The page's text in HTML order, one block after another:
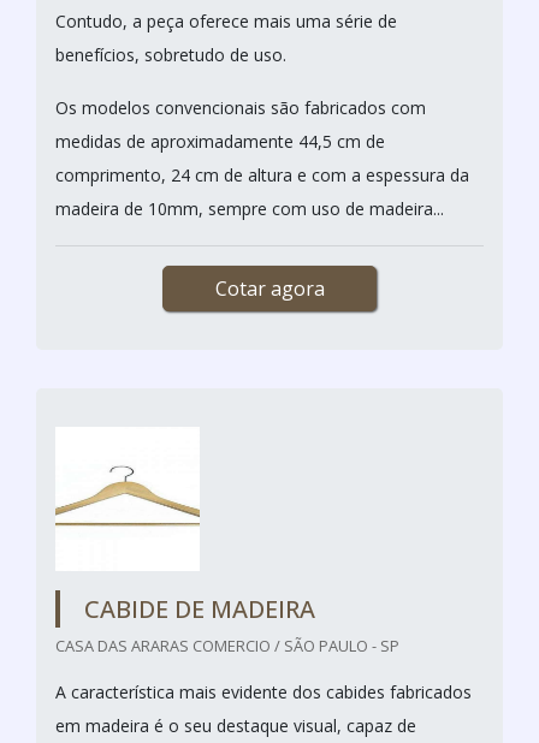
Contudo, a peça oferece mais uma série de
benefícios, sobretudo de uso.
Os modelos convencionais são fabricados com
medidas de aproximadamente 44,5 cm de
comprimento, 24 cm de altura e com a espessura da
madeira de 10mm, sempre com uso de madeira...
Cotar agora
CABIDE DE MADEIRA
CASA DAS ARARAS COMERCIO / SÃO PAULO - SP
A característica mais evidente dos cabides fabricados
em madeira é o seu destaque visual, capaz de